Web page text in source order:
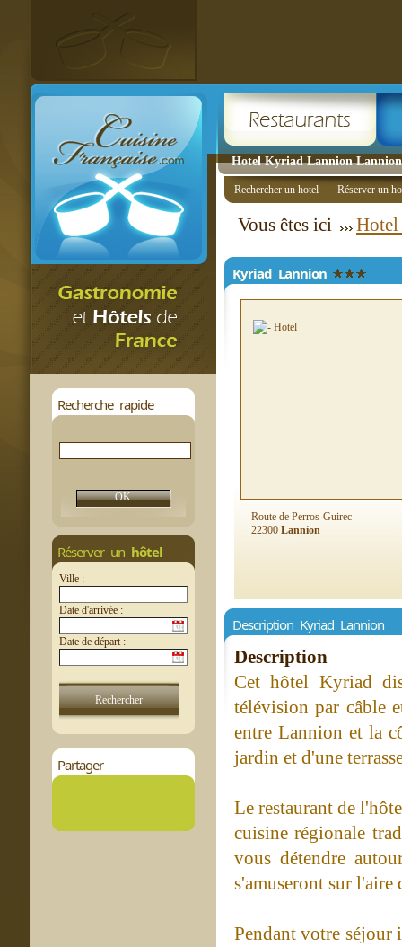
Hotel Kyriad Lannion Lannion
Recherche rapide
Réserver un hôtel
Ville :
Date d'arrivée :
Date de départ :
Partager
Rechercher un hotel Réserver un
Vous êtes ici Hotel
Kyriad Lannion
Route de Perros-Guirec
22300 Lannion
Description Kyriad Lannion
Description
Cet hôtel Kyriad
télévision par câble
entre Lannion et la
jardin et d'une
Le restaurant de
cuisine régionale
vous détendre
s'amuseront sur l'aire
Pendant votre séjour